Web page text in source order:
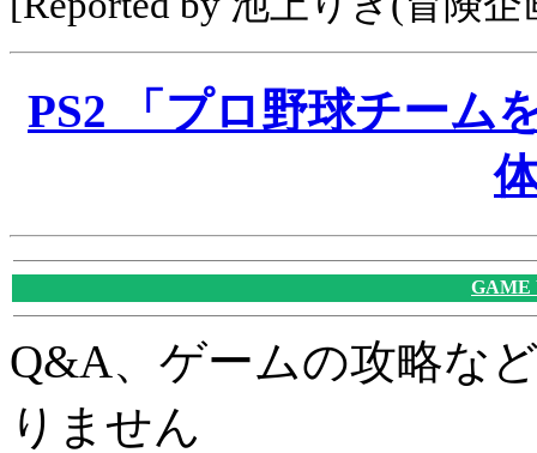
PS2 「プロ野球チーム
GAME
Q&A、ゲームの攻略な
りません